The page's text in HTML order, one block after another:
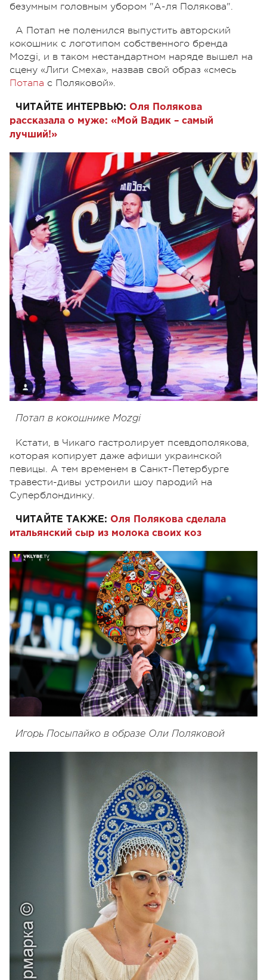
безумным головным убором "А-ля Полякова".
А Потап не поленился выпустить авторский
кокошник с логотипом собственного бренда
Mozgi, и в таком нестандартном наряде вышел на
сцену «Лиги Смеха», назвав свой образ «смесь
Потапа с Поляковой».
ЧИТАЙТЕ ИНТЕРВЬЮ: Оля Полякова
рассказала о муже: «Мой Вадик – самый
лучший!»
Потап в кокошнике Mozgi
Кстати, в Чикаго гастролирует псевдополякова,
которая копирует даже афиши украинской
певицы. А тем временем в Санкт-Петербурге
травести-дивы устроили шоу пародий на
Суперблондинку.
ЧИТАЙТЕ ТАКЖЕ: Оля Полякова сделала
итальянский сыр из молока своих коз
Игорь Посыпайко в образе Оли Поляковой